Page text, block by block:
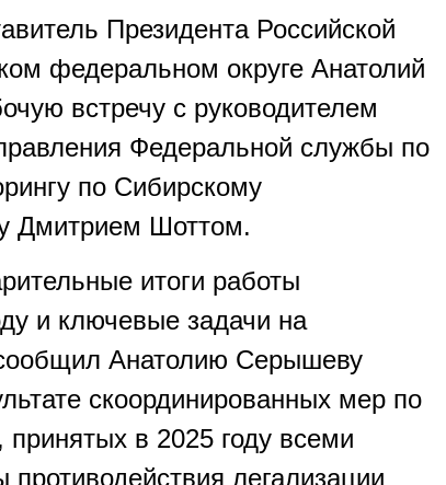
Президента Российской
федеральном округе Анатолий
встречу с руководителем
Федеральной службы по
по Сибирскому
Дмитрием Шоттом.
итоги работы
и ключевые задачи на
Анатолию Серышеву
скоординированных мер по
в 2025 году всеми
легализации